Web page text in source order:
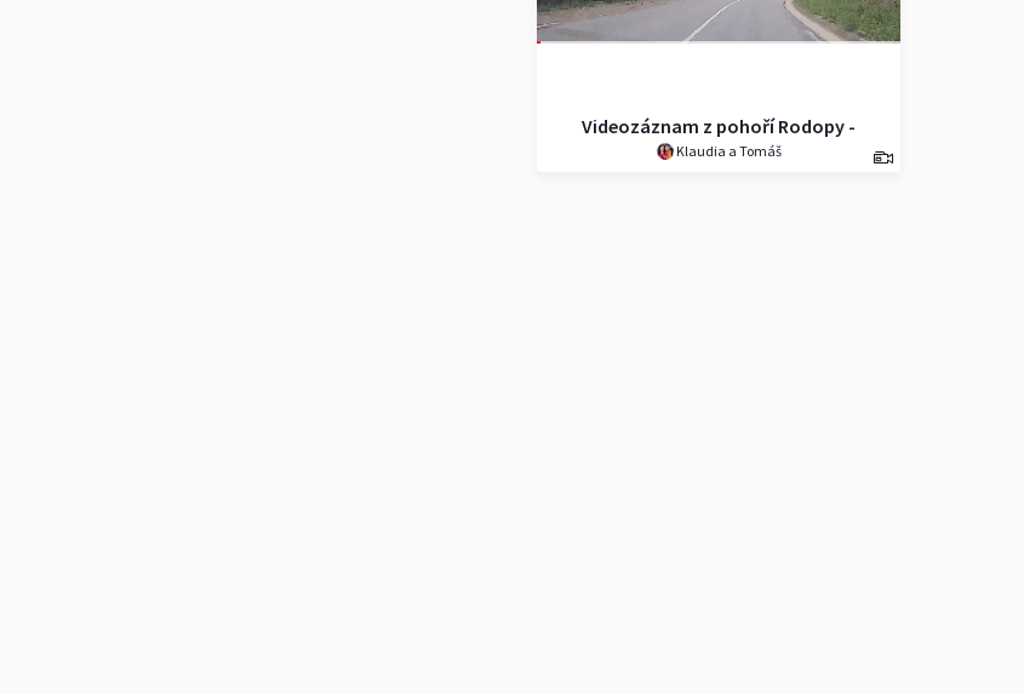
Videozáznam z pohoří Rodopy -
Bulharsko (s hudbou)
Klaudia a Tomáš